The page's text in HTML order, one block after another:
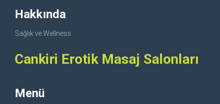
Hakkında
Sağlık ve Wellness
Cankiri Erotik Masaj Salonları
Menü